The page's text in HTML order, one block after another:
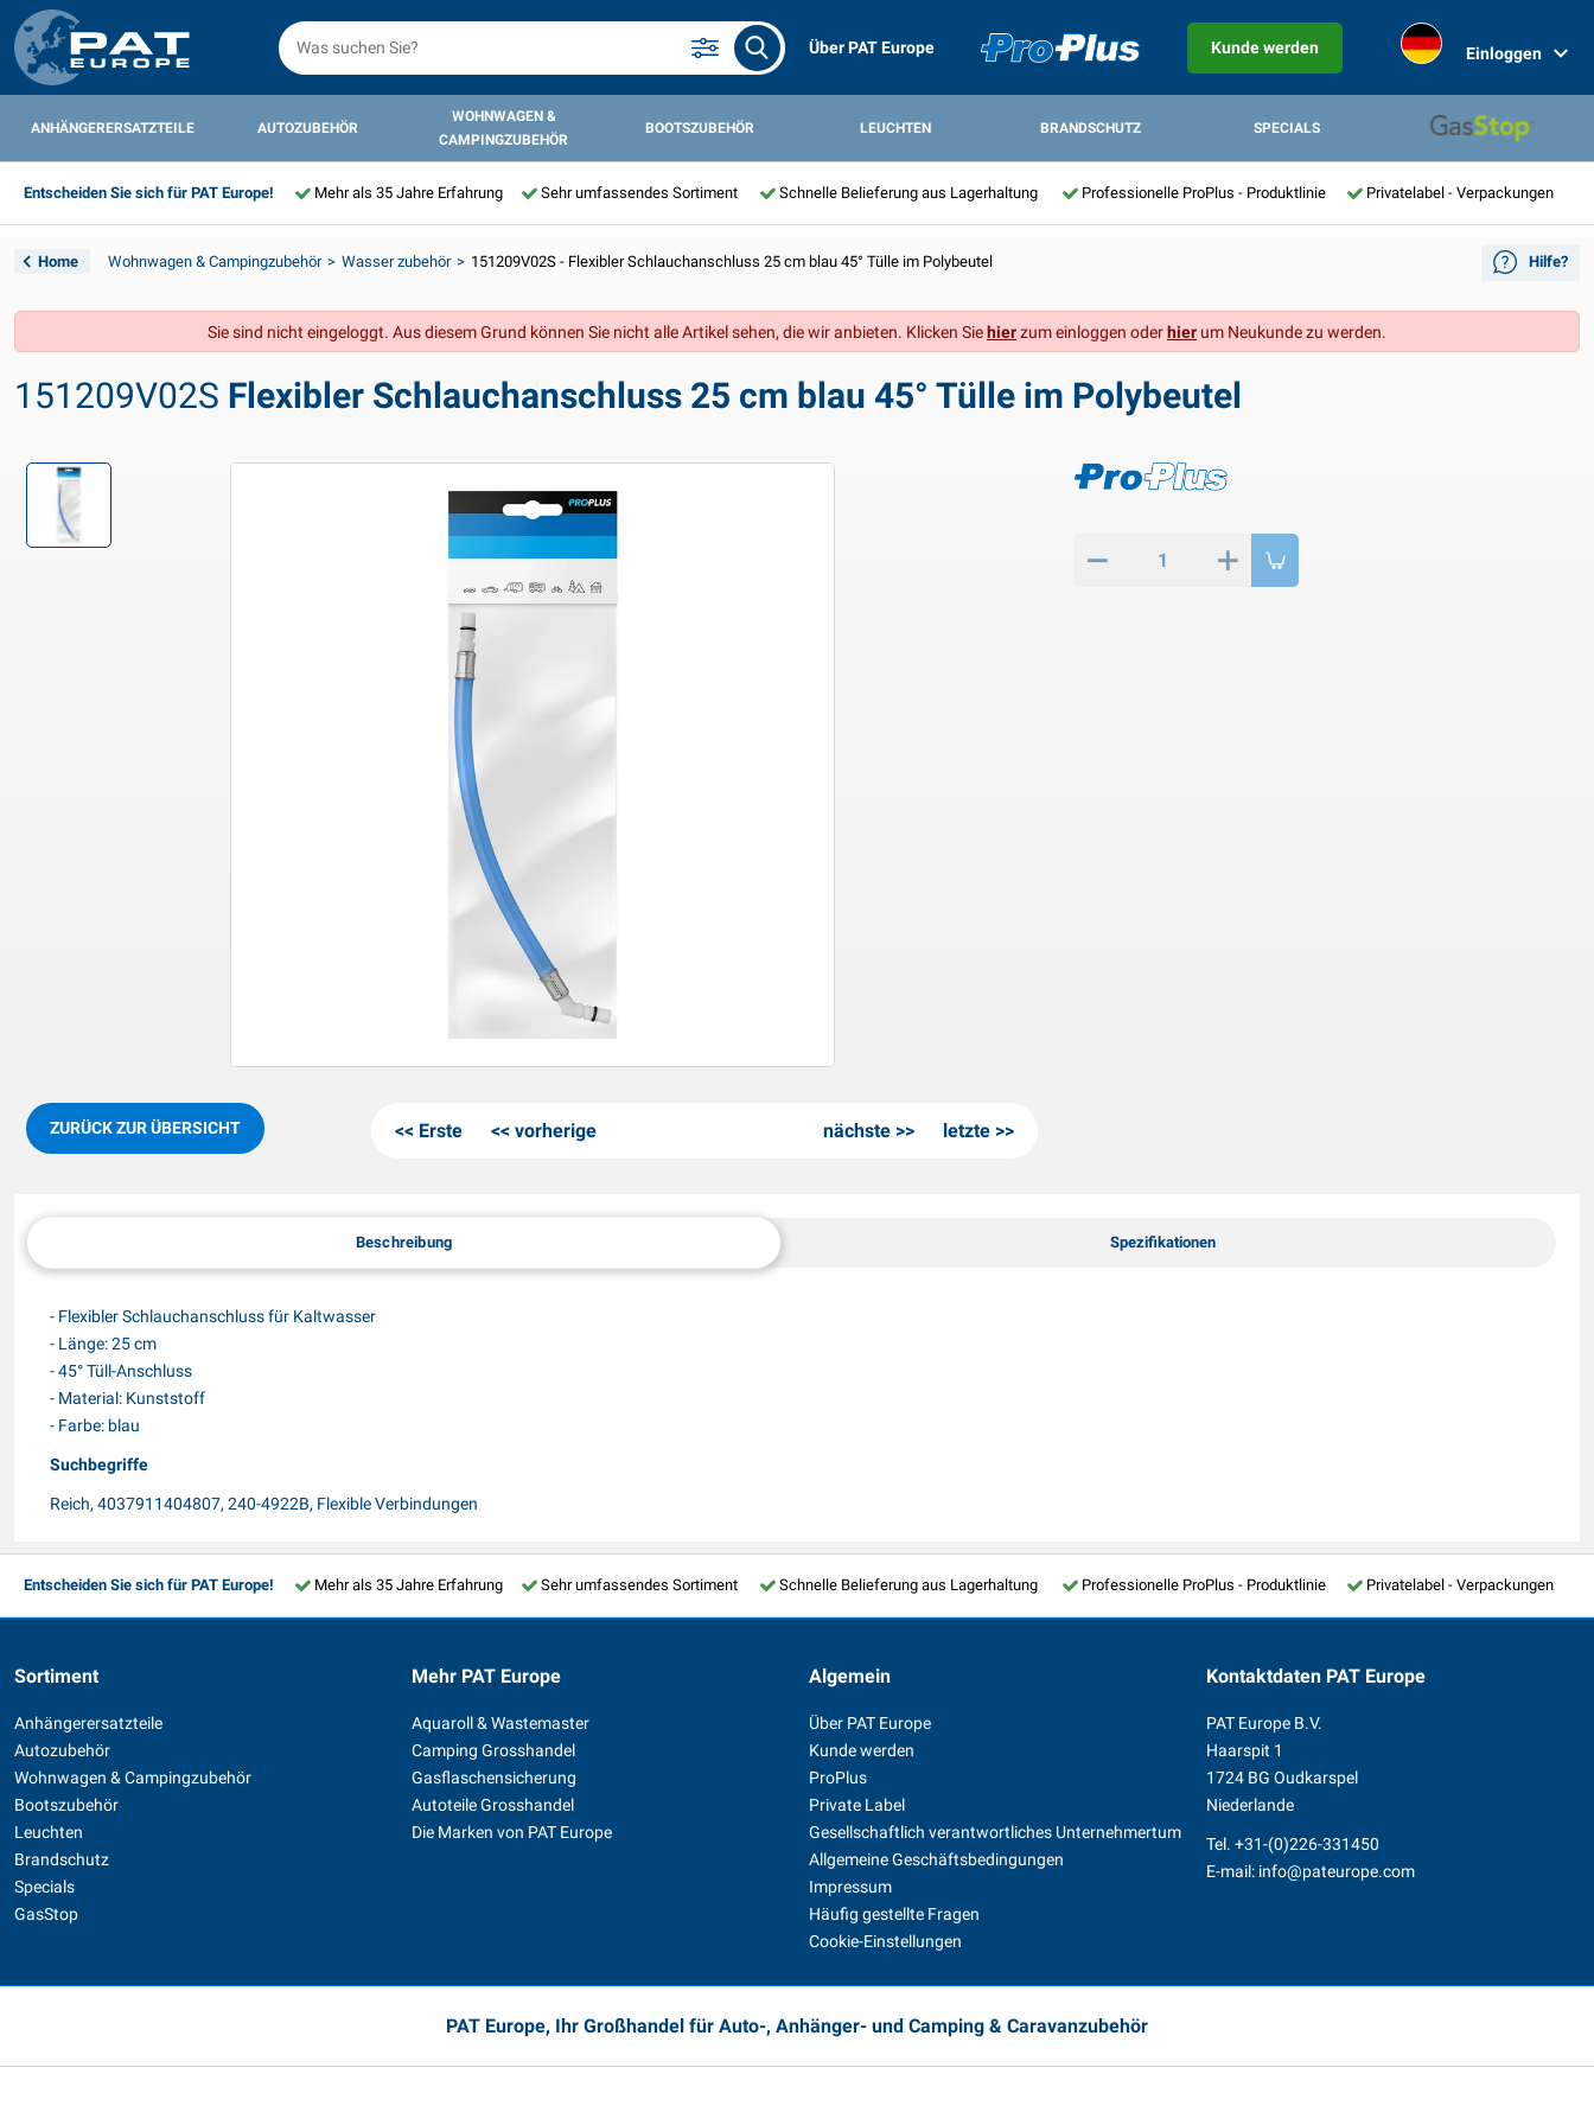
Über PAT Europe Kunde werden Einloggen
ANHÄNGERERSATZTEILE AUTOZUBEHÖR
WOHNWAGEN &
CAMPINGZUBEHÖR
BOOTSZUBEHÖR LEUCHTEN BRANDSCHUTZ SPECIALS
Entscheiden Sie sich für PAT Europe! Mehr als 35 Jahre Erfahrung Sehr umfassendes Sortiment Schnelle Belieferung aus Lagerhaltung Professionelle ProPlus - Produktlinie Privatelabel - Verpackungen
Home Wohnwagen & Campingzubehör Wasser zubehör 151209V02S - Flexibler Schlauchanschluss 25 cm blau 45° Tülle im Polybeutel Hilfe?
Sie sind nicht eingeloggt. Aus diesem Grund können Sie nicht alle Artikel sehen, die wir anbieten. Klicken Siehierzum einloggen oderhier um Neukunde zu werden.
151209V02S Flexibler Schlauchanschluss 25 cm blau 45° Tülle im Polybeutel
ZURÜCK ZUR ÜBERSICHT Erste vorherige nächste letzte
Beschreibung Spezifikationen
- Flexibler Schlauchanschluss für Kaltwasser
- Länge: 25 cm
- 45° Tüll-Anschluss
- Material: Kunststoff
- Farbe: blau
Suchbegriffe
Reich, 4037911404807, 240-4922B, Flexible Verbindungen
Entscheiden Sie sich für PAT Europe! Mehr als 35 Jahre Erfahrung Sehr umfassendes Sortiment Schnelle Belieferung aus Lagerhaltung Professionelle ProPlus - Produktlinie Privatelabel - Verpackungen
Sortiment
Anhängerersatzteile
Autozubehör
Wohnwagen & Campingzubehör
Bootszubehör
Leuchten
Brandschutz
Specials
GasStop
Mehr PAT Europe
Aquaroll & Wastemaster
Camping Grosshandel
Gasflaschensicherung
Autoteile Grosshandel
Die Marken von PAT Europe
Algemein
Über PAT Europe
Kunde werden
ProPlus
Private Label
Gesellschaftlich verantwortliches Unternehmertum
Allgemeine Geschäftsbedingungen
Impressum
Häufig gestellte Fragen
Cookie-Einstellungen
Kontaktdaten PAT Europe
PAT Europe B.V.
Haarspit 1
1724 BG Oudkarspel
Niederlande
Tel. +31-(0)226-331450
E-mail: info@pateurope.com
PAT Europe, Ihr Großhandel für Auto-, Anhänger- und Camping & Caravanzubehör